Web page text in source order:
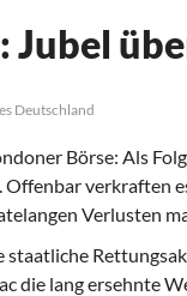
Jubel
Deutschland
Börse: Als
verkraften
Verlusten
staatliche
die lang ersehnte